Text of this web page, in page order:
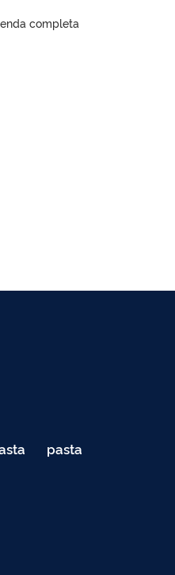
completa
pasta
de